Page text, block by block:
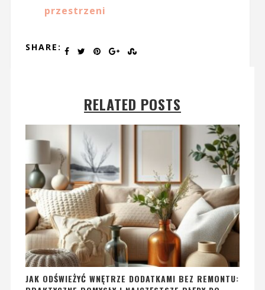
przestrzeni
SHARE:
RELATED POSTS
JAK ODŚWIEŻYĆ WNĘTRZE DODATKAMI BEZ REMONTU: